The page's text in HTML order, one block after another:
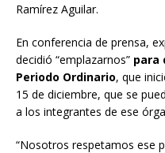
Ramírez Aguilar.
En conferencia de prensa,
decidió “emplazarnos” para
Periodo Ordinario, que
15 de diciembre, que se
a los integrantes de ese
“Nosotros respetamos ese